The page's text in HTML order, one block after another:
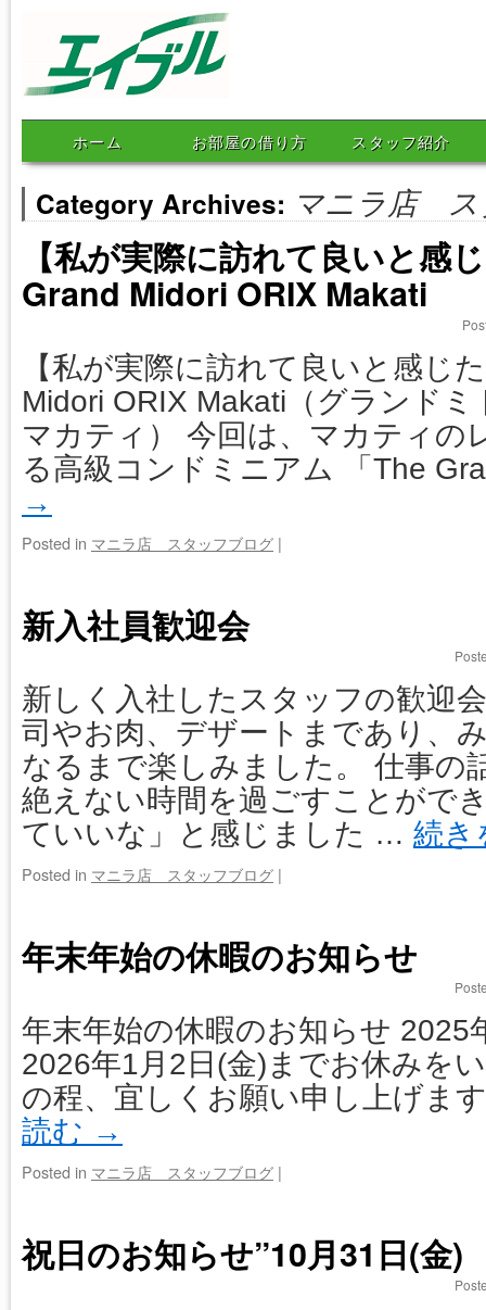
エイブルネットワークマニ
ラ ホーム お部屋の借り方 スタッフ紹介
Category Archives: マニラ店 ス
【私が実際に訪れて良いと感
Grand Midori ORIX Makati
【私が実際に訪れて良いと感じ
Midori ORIX Makati（グランド
マカティ） 今回は、マカティの
る高級コンドミニアム 「The
→
Posted in マニラ店 スタッフブログ |
新入社員歓迎会
新しく入社したスタッフの歓迎
司やお肉、デザートまであり、
なるまで楽しみました。 仕事の
絶えない時間を過ごすことがで
ていいな」と感じました … 続
Posted in マニラ店 スタッフブログ |
年末年始の休暇のお知らせ
年末年始の休暇のお知らせ 2025
2026年1月2日(金)までお休みを
の程、宜しくお願い申し上
読む →
Posted in マニラ店 スタッフブログ |
祝日のお知らせ”10月31日(金)